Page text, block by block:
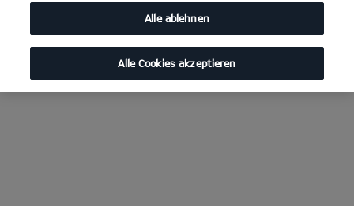
Alle ablehnen
Alle Cookies akzeptieren